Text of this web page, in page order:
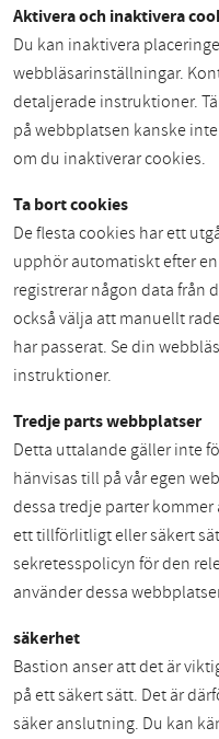
Aktivera och inaktivera
Du kan inaktivera
webbläsarinställningar.
detaljerade instruktioner.
på webbplatsen kanske
om du inaktiverar cookies.
Ta bort cookies
De flesta cookies har ett
upphör automatiskt efter
registrerar någon data från
också välja att manuellt
har passerat. Se din
instruktioner.
Tredje parts webbplatser
Detta uttalande gäller inte
hänvisas till på vår egen
dessa tredje parter
ett tillförlitligt eller säkert
sekretesspolicyn för den
använder dessa
säkerhet
Bastion anser att det är
på ett säkert sätt. Det är
säker anslutning. Du kan